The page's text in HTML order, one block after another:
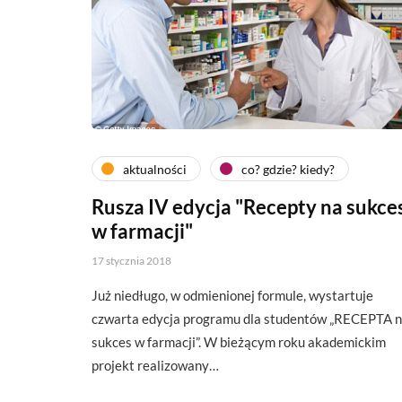
aktualności co? gdzie? kiedy?
Rusza IV edycja "Recepty na
w farmacji"
17 stycznia 2018
Już niedługo, w odmienionej formule, wystartuje
czwarta edycja programu dla studentów „RECEPTA
sukces w farmacji”. W bieżącym roku akademickim
projekt realizowany…